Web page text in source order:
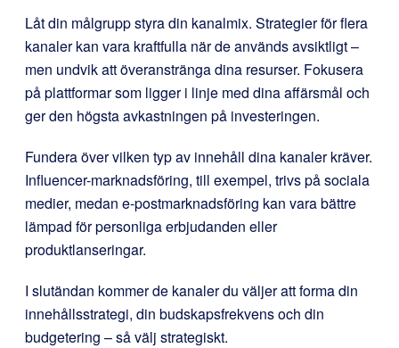
Låt din målgrupp styra din kanalmix. Strategier för flera
kanaler kan vara kraftfulla när de används avsiktligt –
men undvik att överanstränga dina resurser. Fokusera
på plattformar som ligger i linje med dina affärsmål och
ger den högsta avkastningen på investeringen.
Fundera över vilken typ av innehåll dina kanaler kräver.
Influencer-marknadsföring, till exempel, trivs på sociala
medier, medan e-postmarknadsföring kan vara bättre
lämpad för personliga erbjudanden eller
produktlanseringar.
I slutändan kommer de kanaler du väljer att forma din
innehållsstrategi, din budskapsfrekvens och din
budgetering – så välj strategiskt.